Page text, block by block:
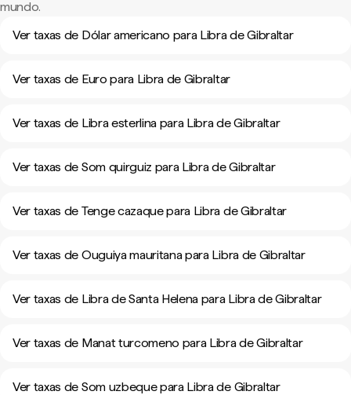
mundo.
Ver taxas de Dólar americano para Libra de Gibraltar
Ver taxas de Euro para Libra de Gibraltar
Ver taxas de Libra esterlina para Libra de Gibraltar
Ver taxas de Som quirguiz para Libra de Gibraltar
Ver taxas de Tenge cazaque para Libra de Gibraltar
Ver taxas de Ouguiya mauritana para Libra de Gibraltar
Ver taxas de Libra de Santa Helena para Libra de Gibraltar
Ver taxas de Manat turcomeno para Libra de Gibraltar
Ver taxas de Som uzbeque para Libra de Gibraltar